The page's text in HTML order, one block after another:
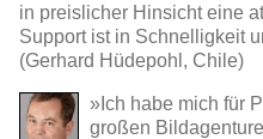
in preislicher Hinsicht eine
Support ist in Schnelligkeit
(Gerhard Hüdepohl, Chile)
»Ich habe mich für
großen